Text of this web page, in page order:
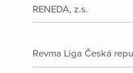
RENEDA, z.s.
Revma Liga Česká